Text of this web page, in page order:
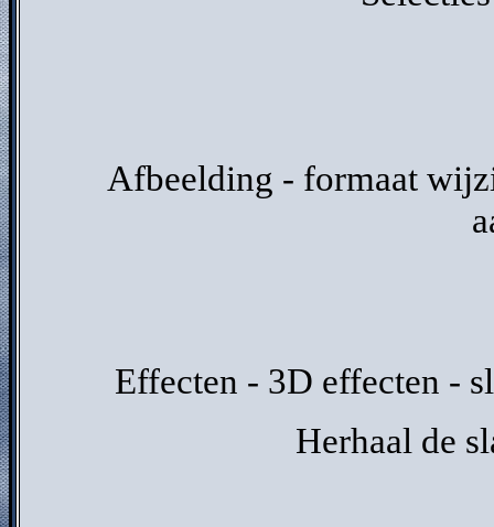
Afbeelding - formaat
Effecten - 3D effecten -
Herhaal de